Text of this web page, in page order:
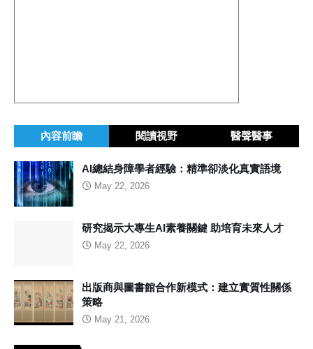
內容前瞻 閱讀視野 醫聲醫事
AI總結身障學者經驗：精準卻淡化真實語境
May 22, 2026
研究揭示大專生AI素養關鍵 助培育未來人才
May 22, 2026
出版商與圖書館合作新模式：建立實質性關係
策略
May 21, 2026